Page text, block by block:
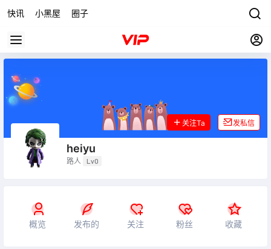
快讯 小黑屋 圈子
heiyu
路人 Lv0
关注Ta 发私信
概览 发布的 关注 粉丝 收藏